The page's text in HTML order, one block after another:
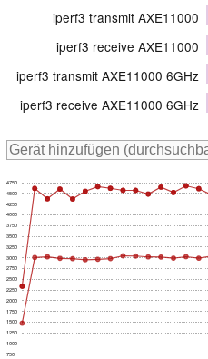
iperf3 transmit AXE11000
iperf3 receive AXE11000
iperf3 transmit AXE11000 6GHz
iperf3 receive AXE11000 6GHz
750
1000
1250
1500
1750
2000
2250
2500
2750
3000
3250
3500
3750
4000
4250
4500
4750